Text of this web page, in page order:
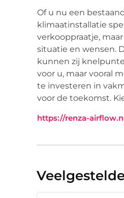
Of u nu een
klimaatinstallatie
verkooppraatje,
situatie en wensen.
kunnen zij
voor u, maar vooral
te investeren in
voor de toekomst.
https://renza-